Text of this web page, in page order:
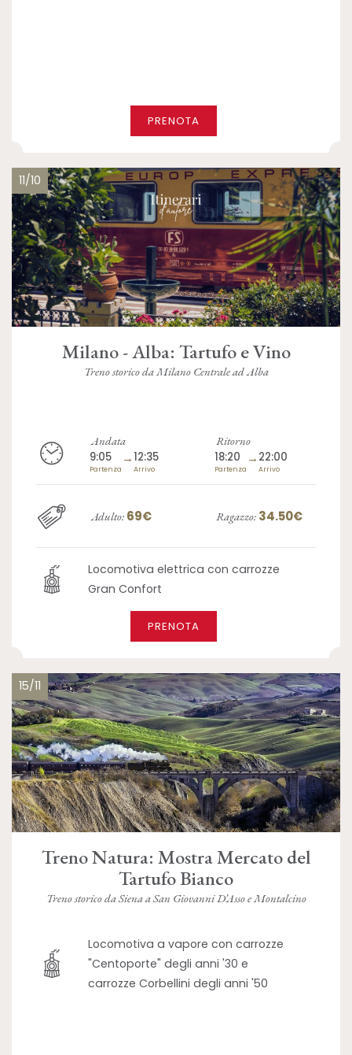
PRENOTA
11/10
Milano - Alba: Tartufo e Vino
Treno storico da Milano Centrale ad Alba
Andata
9:05
Partenza
→12:35
Arrivo
Ritorno
18:20
Partenza
→ 22:00
Arrivo
Adulto: 69€ Ragazzo: 34.50€
Locomotiva elettrica con carrozze
Gran Confort
PRENOTA
15/11
Treno Natura: Mostra Mercato del
Tartufo Bianco
Treno storico da Siena a San Giovanni D’Asso e Montalcino
Locomotiva a vapore con carrozze
"Centoporte" degli anni '30 e
carrozze Corbellini degli anni '50